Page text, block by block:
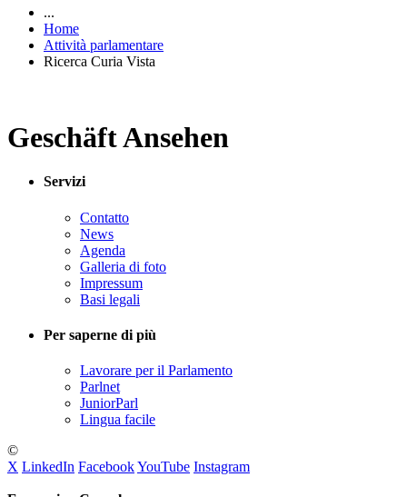
...
Home
Attività parlamentare
Ricerca Curia Vista
Geschäft Ansehen
Servizi
Contatto
News
Agenda
Galleria di foto
Impressum
Basi legali
Per saperne di più
Lavorare per il Parlamento
Parlnet
JuniorParl
Lingua facile
©
X LinkedIn FacebookYouTube Instagram